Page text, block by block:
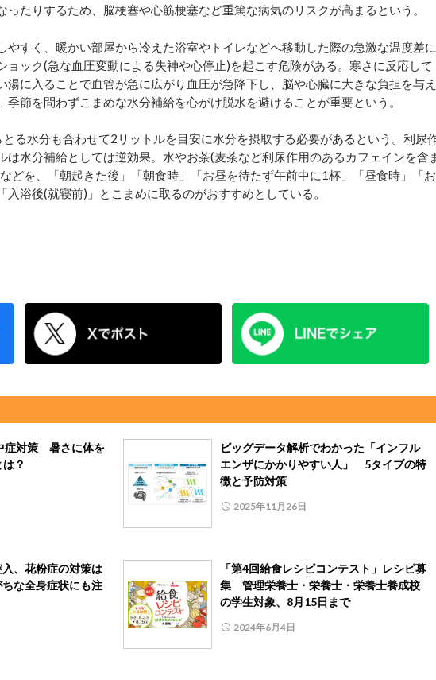
たりするため、脳梗塞や心筋梗塞など重篤な病気のリスクが高まるという。
すく、暖かい部屋から冷えた浴室やトイレなどへ移動した際の急激な温度差に
ョック(急な血圧変動による失神や心停止)を起こす危険がある。寒さに反応して
湯に入ることで血管が急に広がり血圧が急降下し、脳や心臓に大きな負担を与え
節を問わずこまめな水分補給を心がけ脱水を避けることが重要という。
る水分も合わせて2リットルを目安に水分を摂取する必要があるという。利尿
は水分補給としては逆効果。水やお茶(麦茶など利尿作用のあるカフェインを含
どを、「朝起きた後」「朝食時」「お昼を待たず午前中に1杯」「昼食時」「お
浴後(就寝前)」とこまめに取るのがおすすめとしている。
症対策 暑さに体を
？
ビッグデータ解析でわかった「インフル
エンザにかかりやすい人」 5タイプの特
徴と予防対策
2025年11月26日
、花粉症の対策は
な全身症状にも注
「第4回給食レシピコンテスト」レシピ募
集 管理栄養士・栄養士・栄養士養成校
の学生対象、8月15日まで
2024年6月4日